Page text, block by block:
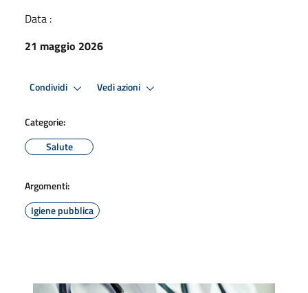
Data :
21 maggio 2026
Condividi Vedi azioni
Categorie:
Salute
Argomenti:
Igiene pubblica